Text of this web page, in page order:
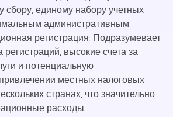
сбору, единому набору учетных
административным
регистрация: Подразумевает
высокие счета за
и потенциальную
местных налоговых
странах, что значительно
расходы.